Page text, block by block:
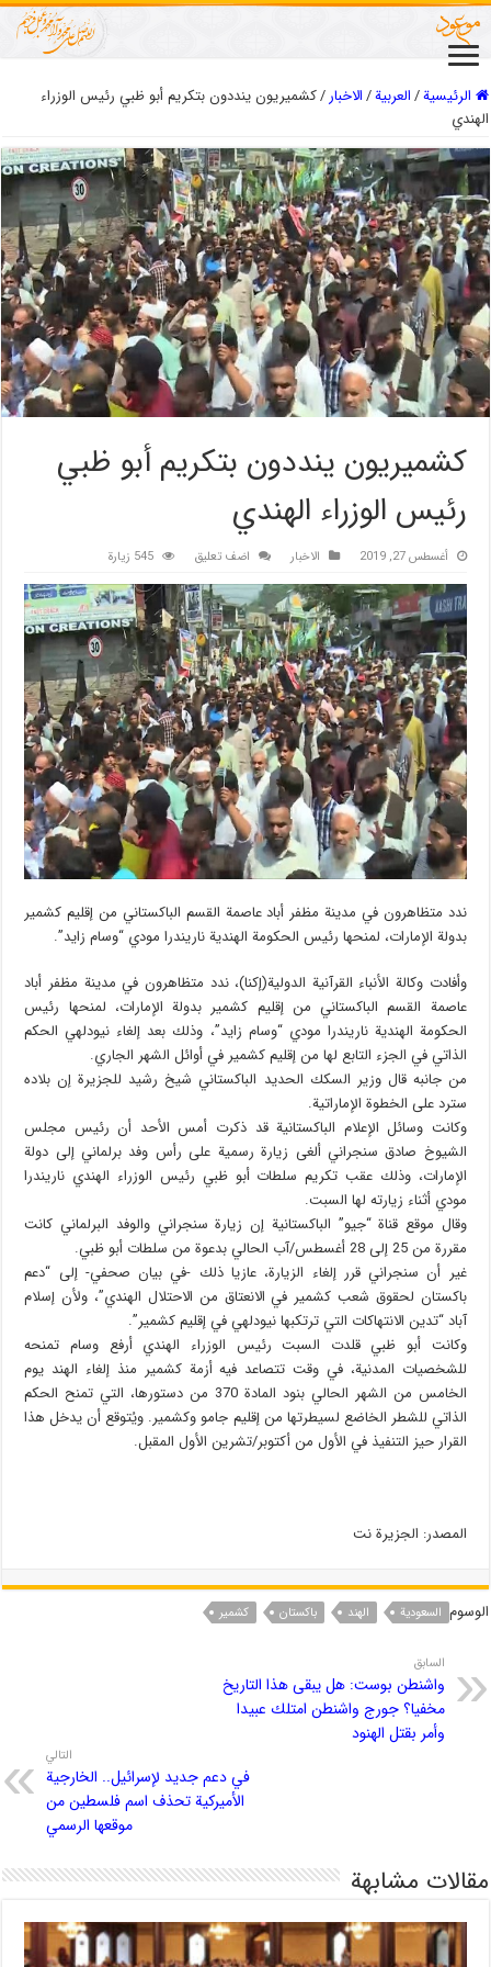
الرئيسية/العربیة/الاخبار/كشميريون ينددون بتكريم أبو ظبي رئيس الوزراء
الهندي
كشميريون ينددون بتكريم أبو ظبي
رئيس الوزراء الهندي
أغسطس 27, 2019 الاخبار اضف تعليق 545 زيارة
ندد متظاهرون في مدينة مظفر أباد عاصمة القسم الباكستاني من إقليم كشمير
بدولة الإمارات، لمنحها رئيس الحكومة الهندية ناريندرا مودي “وسام زايد”.
وأفادت وكالة الأنباء القرآنية الدولية(إکنا)، ندد متظاهرون في مدينة مظفر أباد
عاصمة القسم الباكستاني من إقليم كشمير بدولة الإمارات، لمنحها رئيس
الحكومة الهندية ناريندرا مودي “وسام زايد”، وذلك بعد إلغاء نيودلهي الحكم
الذاتي في الجزء التابع لها من إقليم كشمير في أوائل الشهر الجاري.
من جانبه قال وزير السكك الحديد الباكستاني شيخ رشيد للجزيرة إن بلاده
سترد على الخطوة الإماراتية.
وكانت وسائل الإعلام الباكستانية قد ذكرت أمس الأحد أن رئيس مجلس
الشيوخ صادق سنجراني ألغى زيارة رسمية على رأس وفد برلماني إلى دولة
الإمارات، وذلك عقب تكريم سلطات أبو ظبي رئيس الوزراء الهندي ناريندرا
مودي أثناء زيارته لها السبت.
وقال موقع قناة “جيو” الباكستانية إن زيارة سنجراني والوفد البرلماني كانت
مقررة من 25 إلى 28 أغسطس/آب الحالي بدعوة من سلطات أبو ظبي.
غير أن سنجراني قرر إلغاء الزيارة، عازيا ذلك -في بيان صحفي- إلى “دعم
باكستان لحقوق شعب كشمير في الانعتاق من الاحتلال الهندي”، ولأن إسلام
آباد “تدين الانتهاكات التي ترتكبها نيودلهي في إقليم كشمير”.
وكانت أبو ظبي قلدت السبت رئيس الوزراء الهندي أرفع وسام تمنحه
للشخصيات المدنية، في وقت تتصاعد فيه أزمة كشمير منذ إلغاء الهند يوم
الخامس من الشهر الحالي بنود المادة 370 من دستورها، التي تمنح الحكم
الذاتي للشطر الخاضع لسيطرتها من إقليم جامو وكشمير. ويُتوقع أن يدخل هذا
القرار حيز التنفيذ في الأول من أكتوبر/تشرين الأول المقبل.
المصدر: الجزيرة نت
الوسوم السعودیة الهند باکستان کشمیر
السابق
واشنطن بوست: هل يبقى هذا التاريخ
مخفيا؟ جورج واشنطن امتلك عبيدا
وأمر بقتل الهنود
التالي
في دعم جديد لإسرائيل.. الخارجية
الأميركية تحذف اسم فلسطين من
موقعها الرسمي
مقالات مشابهة